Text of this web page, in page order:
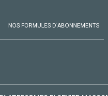
NOS FORMULES D'ABONNEMENTS